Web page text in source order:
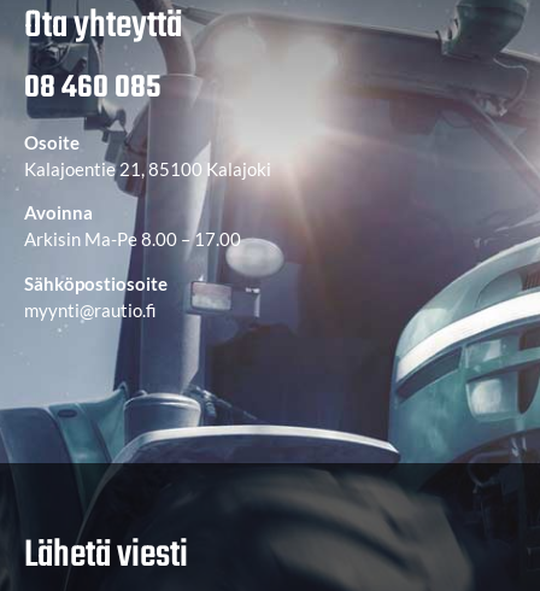
Ota yhteyttä
08 460 085
Osoite
Kalajoentie 21, 85100 Kalajoki
Avoinna
Arkisin Ma-Pe 8.00 – 17.00
Sähköpostiosoite
myynti@rautio.fi
Lähetä viesti